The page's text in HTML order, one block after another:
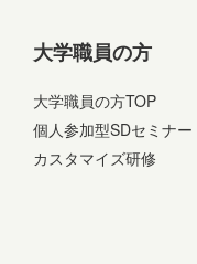
大学職員の方
大学職員の方TOP
個人参加型SDセミナー
カスタマイズ研修